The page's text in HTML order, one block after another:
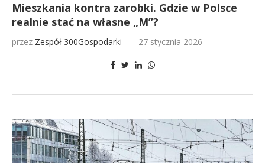
Mieszkania kontra zarobki. Gdzie w Polsce
realnie stać na własne „M”?
przez Zespół 300Gospodarki 27 stycznia 2026